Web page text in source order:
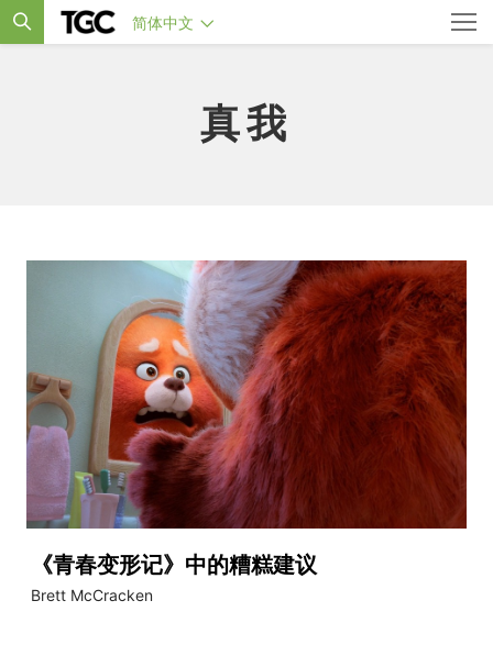
简体中文
真我
《青春变形记》中的糟糕建议
Brett McCracken